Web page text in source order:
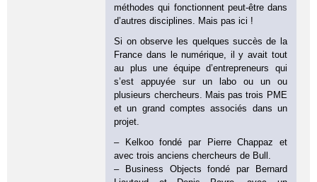
méthodes qui fonctionnent peut-être dans
d’autres disciplines. Mais pas ici !
Si on observe les quelques succès de la
France dans le numérique, il y avait tout
au plus une équipe d’entrepreneurs qui
s’est appuyée sur un labo ou un ou
plusieurs chercheurs. Mais pas trois PME
et un grand comptes associés dans un
projet.
– Kelkoo fondé par Pierre Chappaz et
avec trois anciens chercheurs de Bull.
– Business Objects fondé par Bernard